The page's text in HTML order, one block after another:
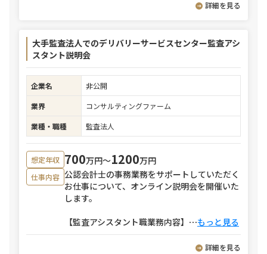
詳細を見る
大手監査法人でのデリバリーサービスセンター監査アシ
スタント説明会
企業名
非公開
業界
コンサルティングファーム
業種・職種
監査法人
想定年収 700万円〜1200万円
仕事内容 公認会計士の事務業務をサポートしていただく
お仕事について、オンライン説明会を開催いた
します。
【監査アシスタント職業務内容】 ⋯もっと見る
詳細を見る